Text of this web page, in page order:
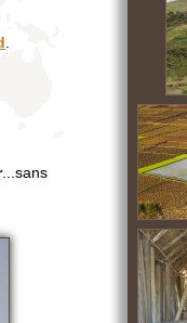
...sans